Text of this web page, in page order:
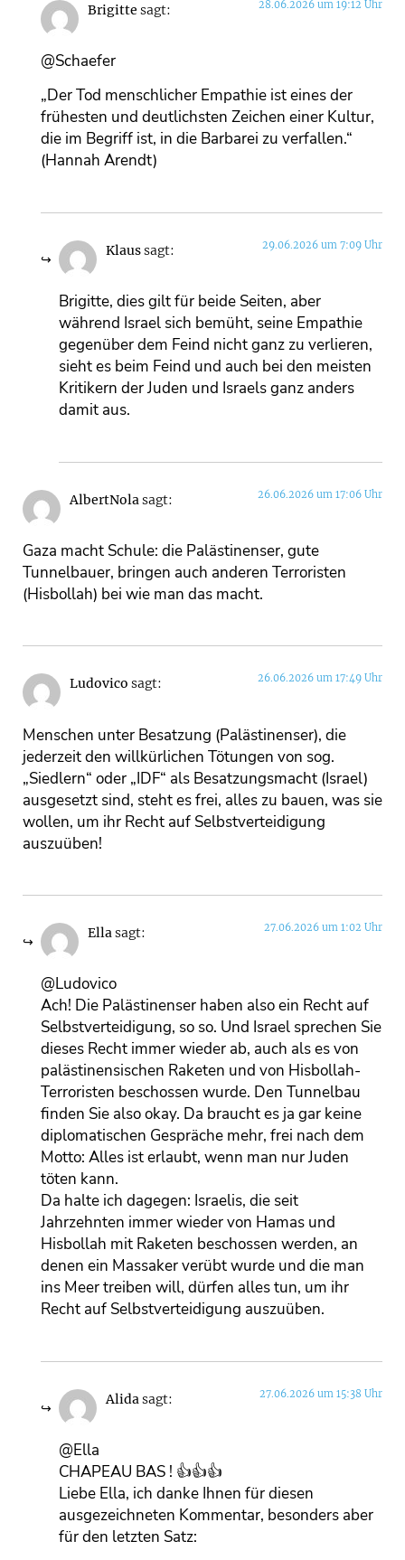
Brigitte sagt: 28.06.2026 um 19:12 Uhr
@Schaefer
„Der Tod menschlicher Empathie ist eines der
frühesten und deutlichsten Zeichen einer Kultur,
die im Begriff ist, in die Barbarei zu verfallen.“
(Hannah Arendt)
Klaussagt: 29.06.2026 um 7:09 Uhr
Brigitte, dies gilt für beide Seiten, aber
während Israel sich bemüht, seine Empathie
gegenüber dem Feind nicht ganz zu verlieren,
sieht es beim Feind und auch bei den meisten
Kritikern der Juden und Israels ganz anders
damit aus.
AlbertNolasagt: 26.06.2026 um 17:06 Uhr
Gaza macht Schule: die Palästinenser, gute
Tunnelbauer, bringen auch anderen Terroristen
(Hisbollah) bei wie man das macht.
Ludovico sagt: 26.06.2026 um 17:49 Uhr
Menschen unter Besatzung (Palästinenser), die
jederzeit den willkürlichen Tötungen von sog.
„Siedlern“ oder „IDF“ als Besatzungsmacht (Israel)
ausgesetzt sind, steht es frei, alles zu bauen, was sie
wollen, um ihr Recht auf Selbstverteidigung
auszuüben!
Ellasagt: 27.06.2026 um 1:02 Uhr
@Ludovico
Ach! Die Palästinenser haben also ein Recht auf
Selbstverteidigung, so so. Und Israel sprechen Sie
dieses Recht immer wieder ab, auch als es von
palästinensischen Raketen und von Hisbollah-
Terroristen beschossen wurde. Den Tunnelbau
finden Sie also okay. Da braucht es ja gar keine
diplomatischen Gespräche mehr, frei nach dem
Motto: Alles ist erlaubt, wenn man nur Juden
töten kann.
Da halte ich dagegen: Israelis, die seit
Jahrzehnten immer wieder von Hamas und
Hisbollah mit Raketen beschossen werden, an
denen ein Massaker verübt wurde und die man
ins Meer treiben will, dürfen alles tun, um ihr
Recht auf Selbstverteidigung auszuüben.
Alidasagt: 27.06.2026 um 15:38 Uhr
@Ella
CHAPEAU BAS ! 👍👍👍
Liebe Ella, ich danke Ihnen für diesen
ausgezeichneten Kommentar, besonders aber
für den letzten Satz: